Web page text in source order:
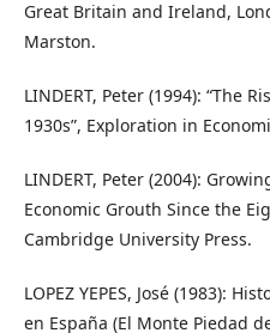
Great Britain and Ireland,
Marston.
LINDERT, Peter (1994): “The
1930s”, Exploration in
LINDERT, Peter (2004):
Economic Grouth Since the
Cambridge University Press.
LOPEZ YEPES, José (1983):
en España (El Monte Piedad